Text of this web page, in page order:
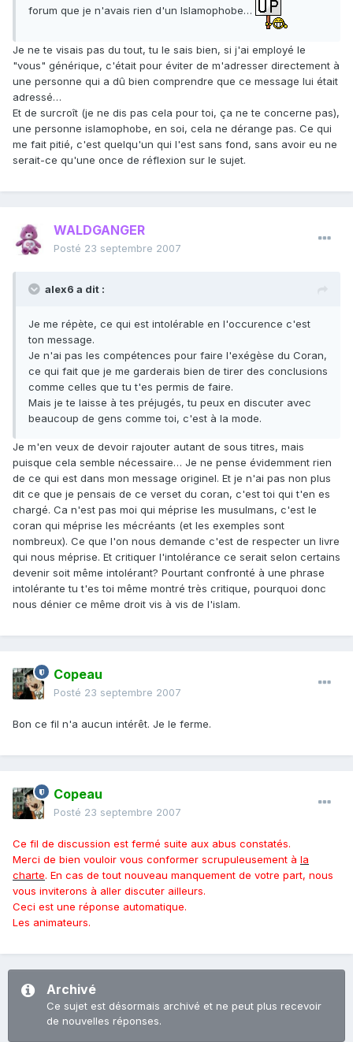
forum que je n'avais rien d'un Islamophobe…
Je ne te visais pas du tout, tu le sais bien, si j'ai employé le
"vous" générique, c'était pour éviter de m'adresser directement à
une personne qui a dû bien comprendre que ce message lui était
adressé…
Et de surcroît (je ne dis pas cela pour toi, ça ne te concerne pas),
une personne islamophobe, en soi, cela ne dérange pas. Ce qui
me fait pitié, c'est quelqu'un qui l'est sans fond, sans avoir eu ne
serait-ce qu'une once de réflexion sur le sujet.
WALDGANGER
Posté 23 septembre 2007
alex6 a dit :
Je me répète, ce qui est intolérable en l'occurence c'est
ton message.
Je n'ai pas les compétences pour faire l'exégèse du Coran,
ce qui fait que je me garderais bien de tirer des conclusions
comme celles que tu t'es permis de faire.
Mais je te laisse à tes préjugés, tu peux en discuter avec
beaucoup de gens comme toi, c'est à la mode.
Je m'en veux de devoir rajouter autant de sous titres, mais
puisque cela semble nécessaire… Je ne pense évidemment rien
de ce qui est dans mon message originel. Et je n'ai pas non plus
dit ce que je pensais de ce verset du coran, c'est toi qui t'en es
chargé. Ca n'est pas moi qui méprise les musulmans, c'est le
coran qui méprise les mécréants (et les exemples sont
nombreux). Ce que l'on nous demande c'est de respecter un livre
qui nous méprise. Et critiquer l'intolérance ce serait selon certains
devenir soit même intolérant? Pourtant confronté à une phrase
intolérante tu t'es toi même montré très critique, pourquoi donc
nous dénier ce même droit vis à vis de l'islam.
Copeau
Posté 23 septembre 2007
Bon ce fil n'a aucun intérêt. Je le ferme.
Copeau
Posté 23 septembre 2007
Ce fil de discussion est fermé suite aux abus constatés.
Merci de bien vouloir vous conformer scrupuleusement à la
charte. En cas de tout nouveau manquement de votre part, nous
vous inviterons à aller discuter ailleurs.
Ceci est une réponse automatique.
Les animateurs.
Archivé
Ce sujet est désormais archivé et ne peut plus recevoir
de nouvelles réponses.